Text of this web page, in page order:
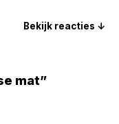
Bekijk reacties ↓
mat”